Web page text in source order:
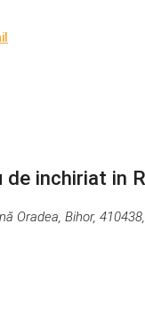
inchiriat in
Oradea, Bihor,